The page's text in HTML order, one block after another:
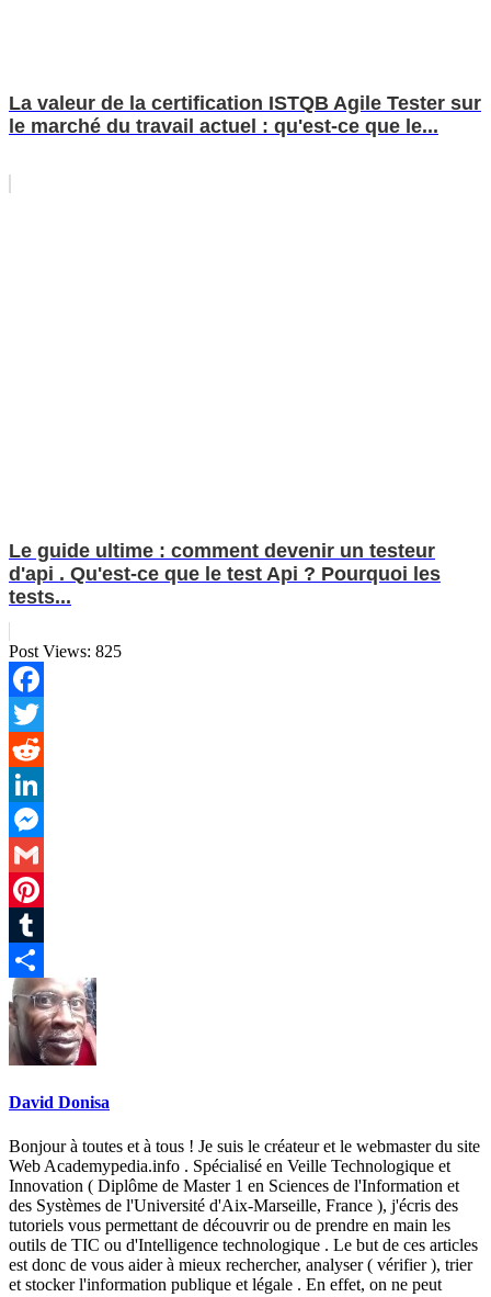
La valeur de la certification ISTQB Agile Tester sur
le marché du travail actuel : qu'est-ce que le...
Le guide ultime : comment devenir un testeur
d'api . Qu'est-ce que le test Api ? Pourquoi les
tests...
Post Views: 825
Facebook
Twitter
Reddit
LinkedIn
Messenger
Gmail
Pinterest
Tumblr
Partager
David Donisa
Bonjour à toutes et à tous ! Je suis le créateur et le webmaster du site
Web Academypedia.info . Spécialisé en Veille Technologique et
Innovation ( Diplôme de Master 1 en Sciences de l'Information et
des Systèmes de l'Université d'Aix-Marseille, France ), j'écris des
tutoriels vous permettant de découvrir ou de prendre en main les
outils de TIC ou d'Intelligence technologique . Le but de ces articles
est donc de vous aider à mieux rechercher, analyser ( vérifier ), trier
et stocker l'information publique et légale . En effet, on ne peut